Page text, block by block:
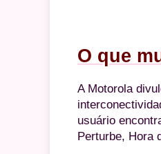
O que
A Motorola
usuário
Perturbe, Hora